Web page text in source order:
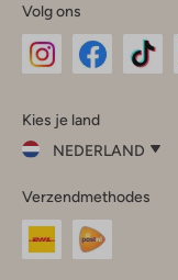
Volg ons
InstagramFacebook
Kies je land
NEDERLAND
je
land
Nederland
Verzendmethodes